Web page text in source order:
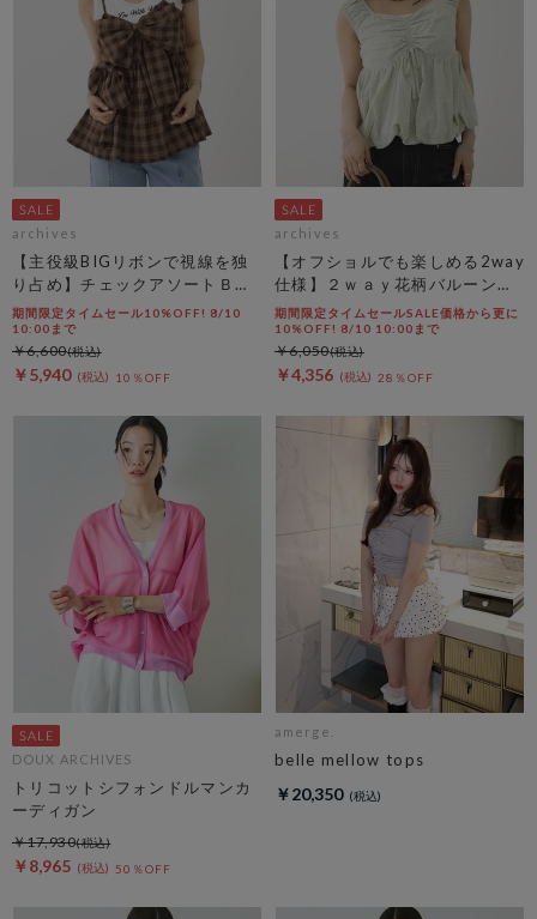
archives
【主役級BIGリボンで視線を独
り占め】チェックアソートＢＩ
Ｇリボンキャミビスチェ
期間限定タイムセール10%OFF! 8/10
10:00まで
￥5,940 10％OFF
￥6,600
archives
【オフショルでも楽しめる2way
仕様】２ｗａｙ花柄バルーンペ
プラムブラウス
期間限定タイムセールSALE価格から更に
10%OFF! 8/10 10:00まで
￥4,356 28％OFF
￥6,050
DOUX ARCHIVES
トリコットシフォンドルマンカ
ーディガン
￥8,965 50％OFF
￥17,930
amerge.
belle mellow tops
￥20,350